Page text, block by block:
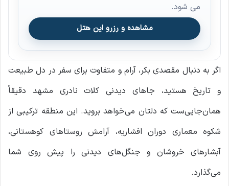
می شود.
مشاهده و رزرو این هتل
اگر به دنبال مقصدی بکر، آرام و متفاوت برای سفر در دل طبیعت
و تاریخ هستید، جاهای دیدنی کلات نادری مشهد دقیقاً
همان‌جایی‌ست که دلتان می‌خواهد بروید. این منطقه ترکیبی از
شکوه معماری دوران افشاریه، آرامش روستاهای کوهستانی،
آبشارهای خروشان و جنگل‌های دیدنی را پیش روی شما
می‌گذارد.